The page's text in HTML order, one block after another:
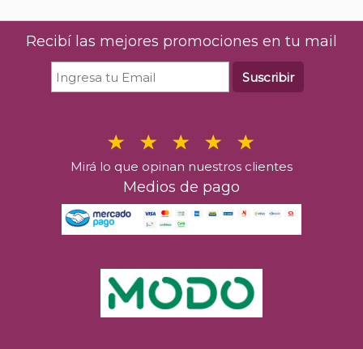
Comprar
Recibí las mejores promociones en tu mail
Suscribir
Mirá lo que opinan nuestros clientes
Medios de pago